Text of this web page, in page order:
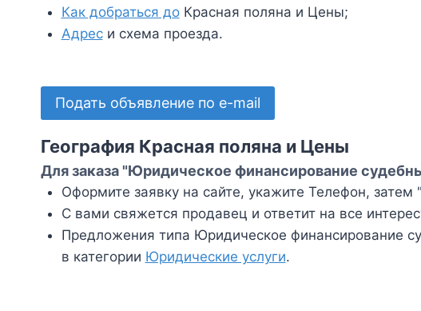
Как добраться доКрасная поляна и Цены;
Адреси схема проезда.
Подать объявление по e-mail
География Красная поляна и Цены
Для заказа "Юридическое финансирование
Оформите заявку на сайте, укажите Телефон, затем
С вами свяжется продавец и ответит на все
Предложения типа Юридическое финансирование
в категории Юридические услуги.